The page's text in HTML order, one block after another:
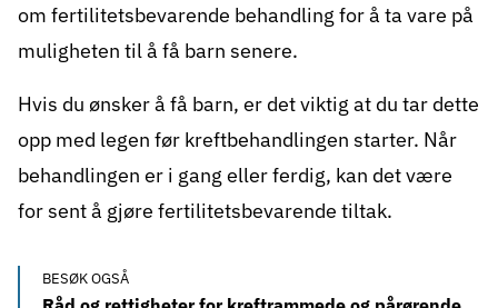
om fertilitetsbevarende behandling for å ta vare på
muligheten til å få barn senere.
Hvis du ønsker å få barn, er det viktig at du tar dette
opp med legen før kreftbehandlingen starter. Når
behandlingen er i gang eller ferdig, kan det være
for sent å gjøre fertilitetsbevarende tiltak.
BESØK OGSÅ